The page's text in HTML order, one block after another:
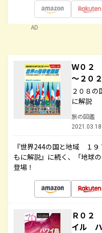
AD
Ｗ０２
～２０
２０８の
に解説
旅の図鑑
『世界244の国と地域 １９
もに解説』に続く、「地球
登場！
Ｒ０２
イル ハ